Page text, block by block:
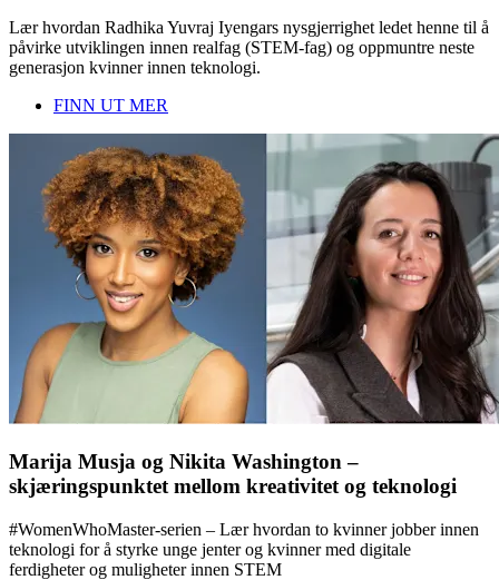
Lær hvordan Radhika Yuvraj Iyengars nysgjerrighet ledet henne til å
påvirke utviklingen innen realfag (STEM-fag) og oppmuntre neste
generasjon kvinner innen teknologi.
FINN UT MER
Marija Musja og Nikita Washington –
skjæringspunktet mellom kreativitet og teknologi
#WomenWhoMaster-serien – Lær hvordan to kvinner jobber innen
teknologi for å styrke unge jenter og kvinner med digitale
ferdigheter og muligheter innen STEM